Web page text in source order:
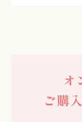
オ
ご購